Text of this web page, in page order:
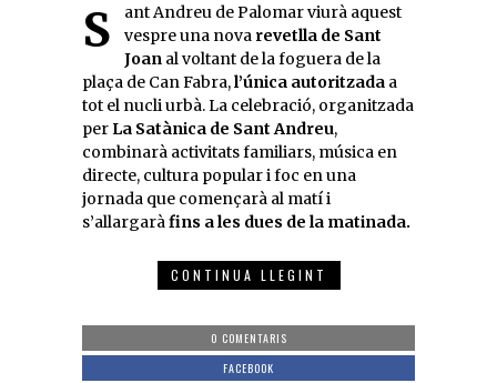
Sant Andreu de Palomar viurà aquest vespre una nova revetlla de Sant
Joan al voltant de la foguera de la
plaça de Can Fabra,l’única autoritzada a
tot el nucli urbà. La celebració, organitzada
per La Satànica de Sant Andreu,
combinarà activitats familiars, música en
directe, cultura popular i foc en una
jornada que començarà al matí i
s’allargaràfins a les dues de la matinada.
CONTINUA LLEGINT
0 COMENTARIS
FACEBOOK